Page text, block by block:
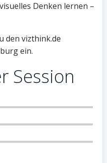
Denken lernen –
den vizthink.de
ein.
Session